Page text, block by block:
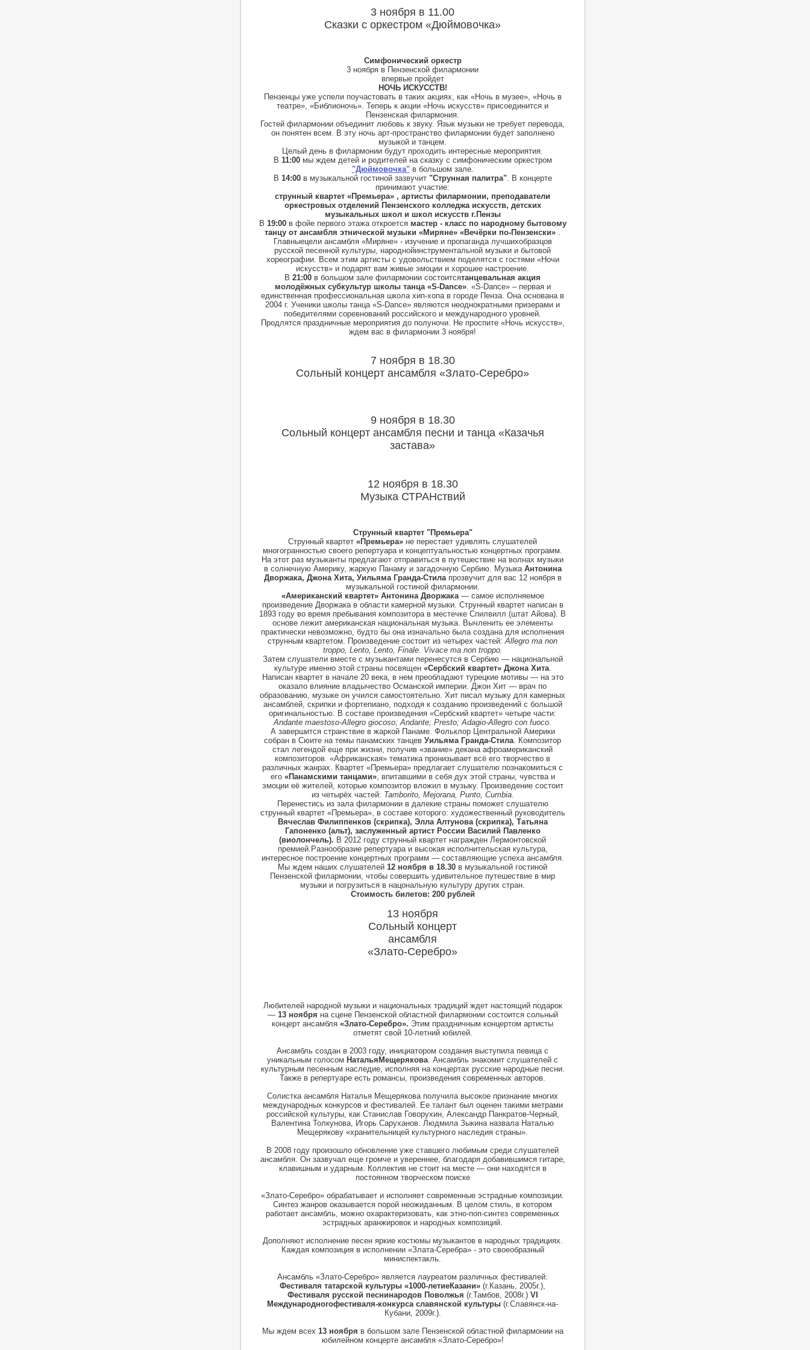
3 ноября в 11.00
Сказки с оркестром «Дюймовочка»
Симфонический оркестр
3 ноября в Пензенской филармонии
впервые пройдет
НОЧЬ ИСКУССТВ!
Пензенцы уже успели поучастовать в таких акциях, как «Ночь в музее», «Ночь в
театре», «Библионочь». Теперь к акции «Ночь искусств» присоединится и
Пензенская филармония.
Гостей филармонии объединит любовь к звуку. Язык музыки не требует перевода,
он понятен всем. В эту ночь арт-пространство филармонии будет заполнено
музыкой и танцем.
Целый день в филармонии будут проходить интересные мероприятия.
В 11:00мы ждем детей и родителей на сказку с симфоническим оркестром
"Дюймовочка"в большом зале.
В 14:00в музыкальной гостиной зазвучит "Струнная палитра". В концерте
принимают участие:
струнный квартет «Премьера» , артисты филармонии, преподаватели
оркестровых отделений Пензенского колледжа искусств, детских
музыкальных школ и школ искусств г.Пензы
В 19:00в фойе первого этажа откроется мастер - класс по народному бытовому
танцу от ансамбля этнической музыки «Миряне» «Вечёрки по-Пензенски» .
Главныецели ансамбля «Миряне» - изучение и пропаганда лучшихобразцов
русской песенной культуры, народнойинструментальной музыки и бытовой
хореографии. Всем этим артисты с удовольствием поделятся с гостями «Ночи
искусств» и подарят вам живые эмоции и хорошее настроение.
В 21:00 в большом зале филармонии состоитсятанцевальная акция
молодёжных субкультур школы танца «S-Dance». «S-Dance» – первая и
единственная профессиональная школа хип-хопа в городе Пенза. Она основана в
2004 г. Ученики школы танца «S-Dance» являются неоднократными призерами и
победителями соревнований российского и международного уровней.
Продлятся праздничные мероприятия до полуночи. Не проспите «Ночь искусств»,
ждем вас в филармонии 3 ноября!
7 ноября в 18.30
Сольный концерт ансамбля «Злато-Серебро»
9 ноября в 18.30
Сольный концерт ансамбля песни и танца «Казачья
застава»
12 ноября в 18.30
Музыка СТРАНствий
Струнный квартет "Премьера"
Струнный квартет «Премьера» не перестает удивлять слушателей
многогранностью своего репертуара и концептуальностью концертных программ.
На этот раз музыканты предлагают отправиться в путешествие на волнах музыки
в солнечную Америку, жаркую Панаму и загадочную Сербию. Музыка Антонина
Дворжака, Джона Хита, Уильяма Гранда-Стилапрозвучит для вас 12 ноября в
музыкальной гостиной филармонии.
«Американский квартет» Антонина Дворжака— самое исполняемое
произведение Дворжака в области камерной музыки. Струнный квартет написан в
1893 году во время пребывания композитора в местечке Спилвилл (штат Айова). В
основе лежит американская национальная музыка. Вычленить ее элементы
практически невозможно, будто бы она изначально была создана для исполнения
струнным квартетом. Произведение состоит из четырех частей:Allegro ma non
troppo, Lento, Lento, Finale. Vivace ma non troppo.
Затем слушатели вместе с музыкантами перенесутся в Сербию — национальной
культуре именно этой страны посвящен«Сербский квартет» Джона Хита.
Написан квартет в начале 20 века, в нем преобладают турецкие мотивы — на это
оказало влияние владычество Османской империи. Джон Хит — врач по
образованию, музыке он учился самостоятельно. Хит писал музыку для камерных
ансамблей, скрипки и фортепиано, подходя к созданию произведений с большой
оригинальностью. В составе произведения «Сербский квартет» четыре части:
Andante maestoso-Allegro giocoso; Andante; Presto; Adagio-Allegro con fuoco.
А завершится странствие в жаркой Панаме. Фольклор Центральной Америки
собран в Сюите на темы панамских танцев Уильяма Гранда-Стила. Композитор
стал легендой еще при жизни, получив «звание» декана афроамериканский
композиторов. «Африканская» тематика пронизывает всё его творчество в
различных жанрах. Квартет «Премьера» предлагает слушателю познакомиться с
его «Панамскими танцами», впитавшими в себя дух этой страны, чувства и
эмоции её жителей, которые композитор вложил в музыку. Произведение состоит
из четырёх частей: Tamborito, Mejorana, Punto, Cumbia.
Перенестись из зала филармонии в далекие страны поможет слушателю
струнный квартет «Премьера», в составе которого: художественный руководитель
Вячеслав Филиппенков (скрипка), Элла Алтунова (скрипка), Татьяна
Гапоненко (альт), заслуженный артист России Василий Павленко
(виолончель). В 2012 году струнный квартет награжден Лермонтовской
премией.Разнообразие репертуара и высокая исполнительская культура,
интересное построение концертных программ — составляющие успеха ансамбля.
Мы ждем наших слушателей 12 ноября в 18.30 в музыкальной гостиной
Пензенской филармонии, чтобы совершить удивительное путешествие в мир
музыки и погрузиться в нацональную культуру других стран.
Стоимость билетов: 200 рублей
13 ноября
Сольный концерт
ансамбля
«Злато-Серебро»
Любителей народной музыки и национальных традиций ждет настоящий подарок
— 13ноября на сцене Пензенской областной филармонии состоится сольный
концерт ансамбля «Злато-Серебро». Этим праздничным концертом артисты
отметят свой 10-летний юбилей.
Ансамбль создан в 2003 году, инициатором создания выступила певица с
уникальным голосом Наталья Мещерякова. Ансамбль знакомит слушателей с
культурным песенным наследие, исполняя на концертах русские народные песни.
Также в репертуаре есть романсы, произведения современных авторов.
Солистка ансамбля Наталья Мещерякова получила высокое признание многих
международных конкурсов и фестивалей. Ее талант был оценен такими метрами
российской культуры, как Станислав Говорухин, Александр Панкратов-Черный,
Валентина Толкунова, Игорь Саруханов. Людмила Зыкина назвала Наталью
Мещерякову «хранительницей культурного наследия страны».
В 2008 году произошло обновление уже ставшего любимым среди слушателей
ансамбля. Он зазвучал еще громче и увереннее, благодаря добавившимся гитаре,
клавишным и ударным. Коллектив не стоит на месте — они находятся в
постоянном творческом поиске
«Злато-Серебро» обрабатывает и исполняет современные эстрадные композиции.
Синтез жанров оказывается порой неожиданным. В целом стиль, в котором
работает ансамбль, можно охарактеризовать, как этно-поп-синтез современных
эстрадных аранжировок и народных композиций.
Дополняют исполнение песен яркие костюмы музыкантов в народных традициях.
Каждая композиция в исполнении «Злата-Серебра» - это своеобразный
миниспектакль.
Ансамбль «Злато-Серебро» является лауреатом различных фестивалей:
Фестиваля татарской культуры «1000-летиеКазани» (г.Казань, 2005г.),
Фестиваля русской песнинародов Поволжья (г.Тамбов, 2008г.) VI
Международногофестиваля-конкурса славянской культуры (г.Славянск-на-
Кубани, 2009г.).
Мы ждем всех 13ноября в большом зале Пензенской областной филармонии на
юбилейном концерте ансамбля «Злато-Серебро»!